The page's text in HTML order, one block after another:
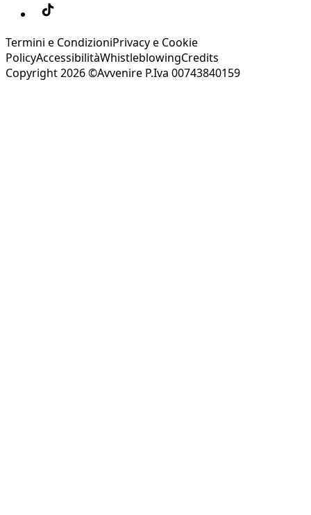
Termini e CondizioniPrivacy e Cookie
PolicyAccessibilitàWhistleblowingCredits
Copyright 2026 ©Avvenire P.Iva 00743840159